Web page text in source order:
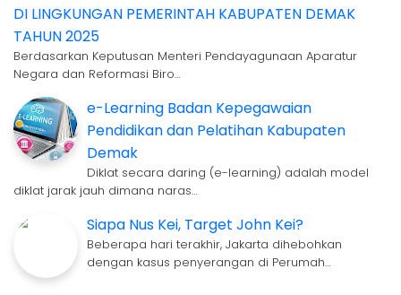
DI LINGKUNGAN PEMERINTAH KABUPATEN DEMAK
TAHUN 2025
Berdasarkan Keputusan Menteri Pendayagunaan Aparatur
Negara dan Reformasi Biro…
e-Learning Badan Kepegawaian
Pendidikan dan Pelatihan Kabupaten
Demak
Diklat secara daring (e-learning) adalah model
diklat jarak jauh dimana naras…
Siapa Nus Kei, Target John Kei?
Beberapa hari terakhir, Jakarta dihebohkan
dengan kasus penyerangan di Perumah…